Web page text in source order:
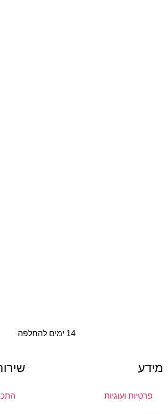
14 ימים להחלפה
מידע
פרטיות ועוגיות